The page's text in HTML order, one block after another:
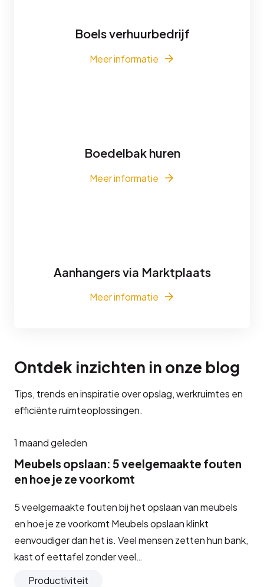
Boels verhuurbedrijf
Meer informatie
Boedelbak huren
Meer informatie
Aanhangers via Marktplaats
Meer informatie
Ontdek inzichten in onze blog
Tips, trends en inspiratie over opslag, werkruimtes en
efficiënte ruimteoplossingen.
1 maand geleden
Meubels opslaan: 5 veelgemaakte fouten
en hoe je ze voorkomt
5 veelgemaakte fouten bij het opslaan van meubels
en hoe je ze voorkomt Meubels opslaan klinkt
eenvoudiger dan het is. Veel mensen zetten hun bank,
kast of eettafel zonder veel…
Productiviteit